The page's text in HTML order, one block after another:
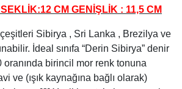
CM GENİŞLİK : 11,5 CM
Sibirya , Sri Lanka , Brezilya ve
İdeal sınıfa “Derin Sibirya” denir
oranında birincil mor renk tonuna
ve (ışık kaynağına bağlı olarak)